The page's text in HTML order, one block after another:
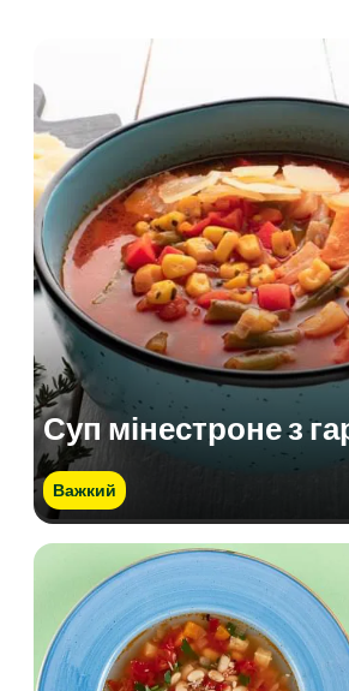
Суп мінестроне з
Важкий